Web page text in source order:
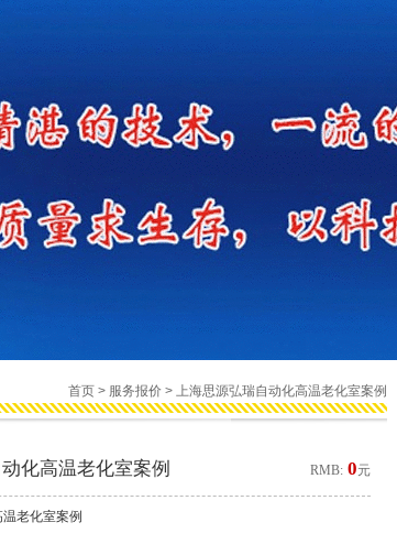
首页 > 服务报价 > 上海思源弘瑞自动化高温老化室案例
RMB: 0元
化高温老化室案例
老化室案例